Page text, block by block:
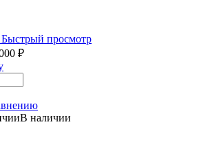
Быстрый просмотр
₽
В наличии